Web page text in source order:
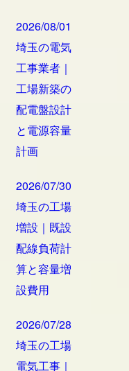
2026/08/01
埼玉の電気
工事業者｜
工場新築の
配電盤設計
と電源容量
計画
2026/07/30
埼玉の工場
増設｜既設
配線負荷計
算と容量増
設費用
2026/07/28
埼玉の工場
電気工事｜